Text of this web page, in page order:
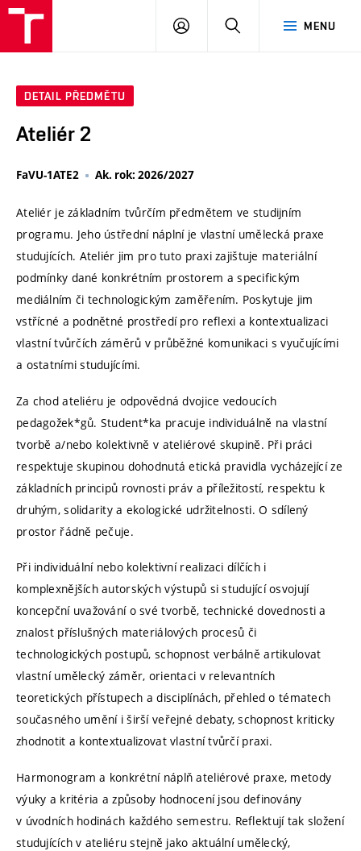
MENU
PŘIHLÁSIT
DETAIL PŘEDMĚTU
Ateliér 2
FaVU-1ATE2 Ak. rok: 2026/2027
Ateliér je základním tvůrčím předmětem ve studijním
programu. Jeho ústřední náplní je vlastní umělecká praxe
studujících. Ateliér jim pro tuto praxi zajištuje materiální
podmínky dané konkrétním prostorem a specifickým
mediálním či technologickým zaměřením. Poskytuje jim
vstřícné a podnětné prostředí pro reflexi a kontextualizaci
vlastní tvůrčích záměrů v průběžné komunikaci s vyučujícími
a ostatními studujícími.
Za chod ateliéru je odpovědná dvojice vedoucích
pedagožek*gů. Student*ka pracuje individuálně na vlastní
tvorbě a/nebo kolektivně v ateliérové skupině. Při práci
respektuje skupinou dohodnutá etická pravidla vycházející ze
základních principů rovnosti práv a příležitostí, respektu k
druhým, solidarity a ekologické udržitelnosti. O sdílený
prostor řádně pečuje.
Při individuální nebo kolektivní realizaci dílčích i
komplexnějších autorských výstupů si studující osvojují
koncepční uvažování o své tvorbě, technické dovednosti a
znalost příslušných materiálových procesů či
technologických postupů, schopnost verbálně artikulovat
vlastní umělecký záměr, orientaci v relevantních
teoretických přístupech a disciplínách, přehled o tématech
současného umění i širší veřejné debaty, schopnost kriticky
zhodnotit a kontextualizovat vlastní tvůrčí praxi.
Harmonogram a konkrétní náplň ateliérové praxe, metody
výuky a kritéria a způsoby hodnocení jsou definovány
v úvodních hodinách každého semestru. Reflektují tak složení
studujících v ateliéru stejně jako aktuální umělecký,